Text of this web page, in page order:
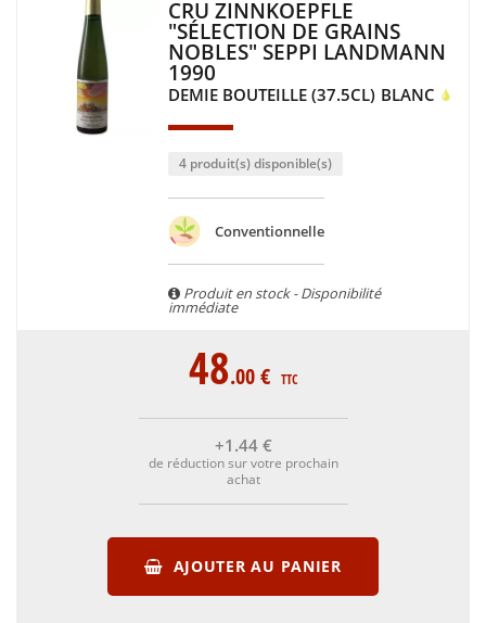
CRU ZINNKOEPFLE
"SÉLECTION DE GRAINS
NOBLES" SEPPI LANDMANN
1990
DEMIE BOUTEILLE (37.5CL) BLANC
4 produit(s) disponible(s)
Conventionnelle
Produit en stock - Disponibilité
immédiate
48.00€ TTC
+1 .44 €
de réduction sur votre prochain
achat
AJOUTER AU PANIER